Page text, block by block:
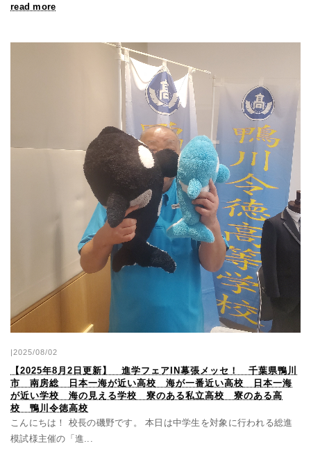
read more
|2025/08/02
【2025年8月2日更新】 進学フェアIN幕張メッセ！ 千葉県鴨川
市 南房総 日本一海が近い高校 海が一番近い高校 日本一海
が近い学校 海の見える学校 寮のある私立高校 寮のある高
校 鴨川令徳高校
こんにちは！ 校長の磯野です。 本日は中学生を対象に行われる総進
模試様主催の「進...